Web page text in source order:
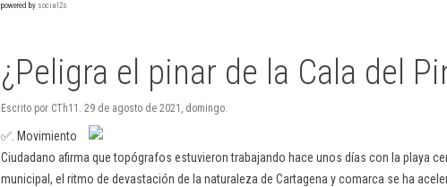
powered by social2s
¿Peligra el pinar de la Cala del
Escrito por CTh11. 29 de agosto de 2021, domingo.
✅. Movimiento
Ciudadano afirma que topógrafos estuvieron trabajando hace unos días con la playa
municipal, el ritmo de devastación de la naturaleza de Cartagena y comarca se ha